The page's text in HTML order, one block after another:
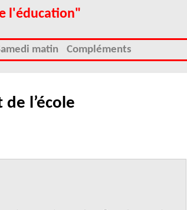
l'éducation"
matin Compléments
l’école